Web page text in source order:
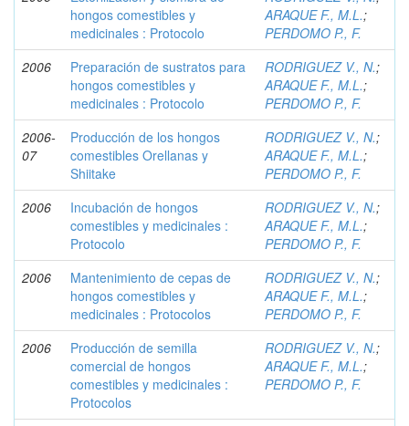
hongos comestibles y
medicinales : Protocolo
ARAQUE F., M.L.;
PERDOMO P., F.
2006
Preparación de sustratos para
hongos comestibles y
medicinales : Protocolo
RODRIGUEZ V., N.;
ARAQUE F., M.L.;
PERDOMO P., F.
2006-
07
Producción de los hongos
comestibles Orellanas y
Shiitake
RODRIGUEZ V., N.;
ARAQUE F., M.L.;
PERDOMO P., F.
2006
Incubación de hongos
comestibles y medicinales :
Protocolo
RODRIGUEZ V., N.;
ARAQUE F., M.L.;
PERDOMO P., F.
2006
Mantenimiento de cepas de
hongos comestibles y
medicinales : Protocolos
RODRIGUEZ V., N.;
ARAQUE F., M.L.;
PERDOMO P., F.
2006
Producción de semilla
comercial de hongos
comestibles y medicinales :
Protocolos
RODRIGUEZ V., N.;
ARAQUE F., M.L.;
PERDOMO P., F.